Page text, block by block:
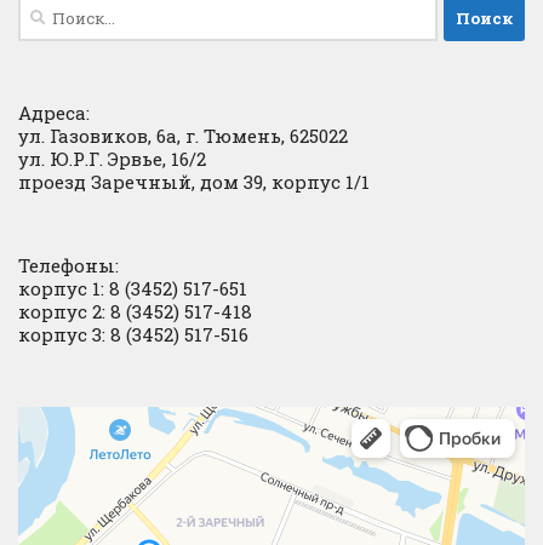
Найти:
Адреса:
ул. Газовиков, 6а, г. Тюмень, 625022
ул. Ю.Р.Г. Эрвье, 16/2
проезд Заречный, дом 39, корпус 1/1
Телефоны:
корпус 1: 8 (3452) 517-651
корпус 2: 8 (3452) 517-418
корпус 3: 8 (3452) 517-516